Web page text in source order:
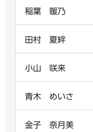
稲葉 暖乃
田村 夏絆
小山 咲来
青木 めいさ
金子 奈月美